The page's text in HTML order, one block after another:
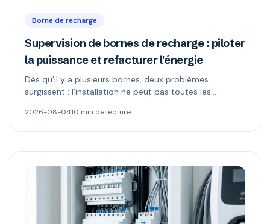
Borne de recharge
Supervision de bornes de recharge : piloter
la puissance et refacturer l'énergie
Dès qu'il y a plusieurs bornes, deux problèmes
surgissent : l'installation ne peut pas toutes les
paie. Délestage dynamique, comptage MID et schémas
2026-08-0410 min de lecture